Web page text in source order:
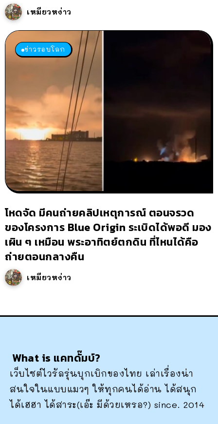
เหมียวหง่าว
ข่าวรอบโลก
โหดจัด มีคนถ่ายคลิปเหตุการณ์ ตอนจรวด
ของโครงการ Blue Origin ระเบิดได้พอดี มอง
เผิน ๆ เหมือน พระอาทิตย์ตกดิน ที่ไหนได้คือ
ถ่ายตอนกลางคืน
เหมียวหง่าว
What is แคทดั๊มบ์?
เว็บไซต์ไวรัลรุ่นบุกเบิกของไทย เล่าเรื่องน่า
สนใจในแบบแมวๆ ให้ทุกคนได้อ่าน ได้สนุก
ได้เฮฮา ได้สาระ(เอ๊ะ มีด้วยเหรอ?) since. 2014